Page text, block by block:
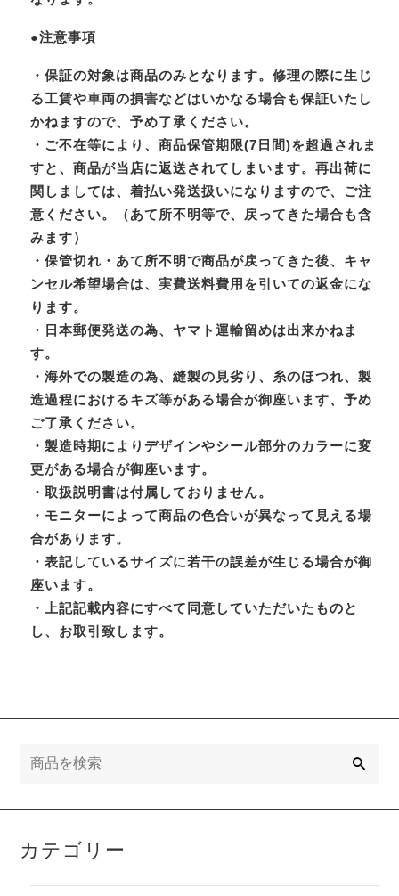
●注意事項
・保証の対象は商品のみとなります。修理の際に生じ
る工賃や車両の損害などはいかなる場合も保証いたし
かねますので、予め了承ください。
・ご不在等により、商品保管期限(7日間)を超過されま
すと、商品が当店に返送されてしまいます。再出荷に
関しましては、着払い発送扱いになりますので、ご注
意ください。（あて所不明等で、戻ってきた場合も含
みます）
・保管切れ・あて所不明で商品が戻ってきた後、キャ
ンセル希望場合は、実費送料費用を引いての返金にな
ります。
・日本郵便発送の為、ヤマト運輸留めは出来かねま
す。
・海外での製造の為、縫製の見劣り、糸のほつれ、製
造過程におけるキズ等がある場合が御座います、予め
ご了承ください。
・製造時期によりデザインやシール部分のカラーに変
更がある場合が御座います。
・取扱説明書は付属しておりません。
・モニターによって商品の色合いが異なって見える場
合があります。
・表記しているサイズに若干の誤差が生じる場合が御
座います。
・上記記載内容にすべて同意していただいたものと
し、お取引致します。
カテゴリー